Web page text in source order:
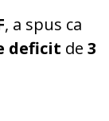
, a spus ca
deficit de 3